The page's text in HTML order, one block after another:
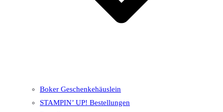
Boker Geschenkehäuslein
STAMPIN’ UP! Bestellungen